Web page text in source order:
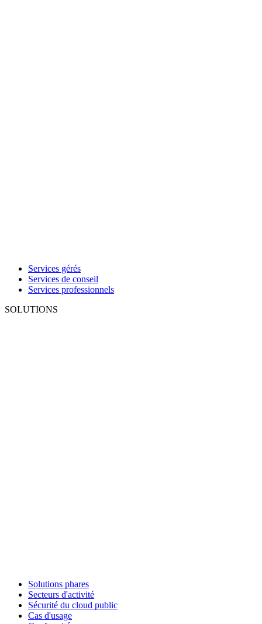
Services gérés
Services de conseil
Services professionnels
SOLUTIONS
Solutions phares
Secteurs d'activité
Sécurité du cloud public
Cas d'usage